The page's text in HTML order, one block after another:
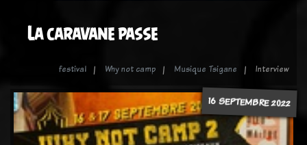
La caravane passe
festival Why not camp Musique Tsigane Interview
16 SEPTEMBRE 2022